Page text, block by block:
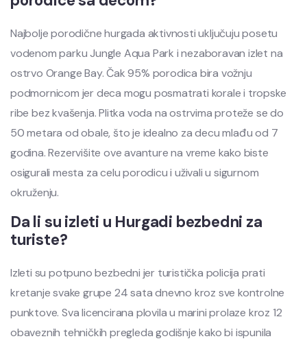
Najbolje porodične hurgada aktivnosti uključuju posetu
vodenom parku Jungle Aqua Park i nezaboravan izlet na
ostrvo Orange Bay. Čak 95% porodica bira vožnju
podmornicom jer deca mogu posmatrati korale i tropske
ribe bez kvašenja. Plitka voda na ostrvima proteže se do
50 metara od obale, što je idealno za decu mlađu od 7
godina. Rezervišite ove avanture na vreme kako biste
osigurali mesta za celu porodicu i uživali u sigurnom
okruženju.
Da li su izleti u Hurgadi bezbedni za
turiste?
Izleti su potpuno bezbedni jer turistička policija prati
kretanje svake grupe 24 sata dnevno kroz sve kontrolne
punktove. Sva licencirana plovila u marini prolaze kroz 12
obaveznih tehničkih pregleda godišnje kako bi ispunila